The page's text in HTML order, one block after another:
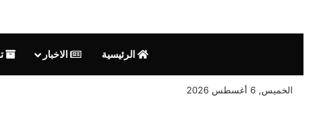
الرئيسية الاخبار
الخميس, 6 أغسطس 2026